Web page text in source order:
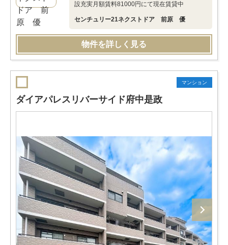
設充実月額賃料81000円にて現在賃貸中
センチュリー21ネクストドア 前原 優
物件を詳しく見る
マンション
ダイアパレスリバーサイド府中是政